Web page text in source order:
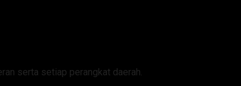
serta setiap perangkat daerah.